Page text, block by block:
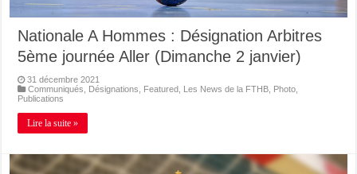
Nationale A Hommes : Désignation Arbitres
5ème journée Aller (Dimanche 2 janvier)
31 décembre 2021
Communiqués
Désignations Featured Les News de la FTHB Photo
Publications
Lire la suite »